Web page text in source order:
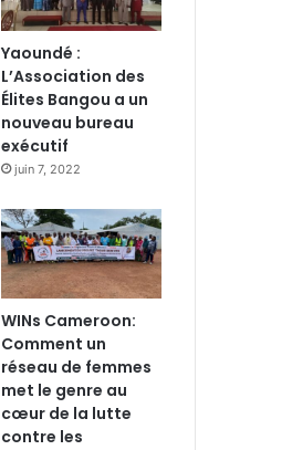
Yaoundé :
L’Association des
Élites Bangou a un
nouveau bureau
exécutif
juin 7, 2022
WINs Cameroon:
Comment un
réseau de femmes
met le genre au
cœur de la lutte
contre les